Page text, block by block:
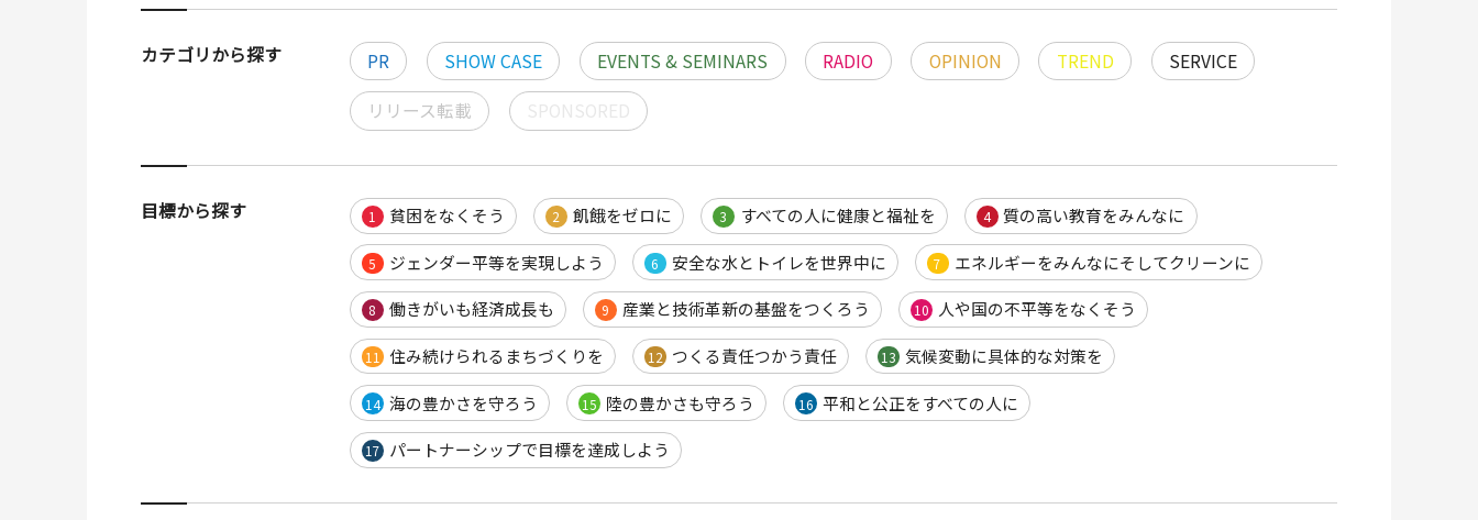
カテゴリから探す PR SHOW CASE EVENTS & SEMINARS RADIO OPINION TREND
SERVICE
リリース転載
目標から探す 1 貧困をなくそう 2 飢餓をゼロに 3 すべての人に健康と福祉を 4 質の高い教育をみんなに
5 ジェンダー平等を実現しよう 6 安全な水とトイレを世界中に 7 エネルギーをみんなにそしてクリーンに
8 働きがいも経済成長も 9 産業と技術革新の基盤をつくろう 10 人や国の不平等をなくそう
11 住み続けられるまちづくりを 12 つくる責任つかう責任 13 気候変動に具体的な対策を
14 海の豊かさを守ろう 15 陸の豊かさも守ろう 16 平和と公正をすべての人に
17 パートナーシップで目標を達成しよう